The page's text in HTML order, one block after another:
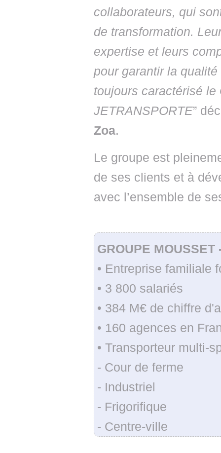
collaborateurs, qui
de transformation.
expertise et leurs
pour garantir la
toujours caractérisé le
JETRANSPORTE”
Zoa.
Le groupe est
de ses clients et à
avec l’ensemble de
GROUPE
• Entreprise familiale
• 3 800 salariés
• 384 M€ de chiffre
• 160 agences en
• Transporteur multi-
- Cour de ferme
- Industriel
- Frigorifique
- Centre-ville